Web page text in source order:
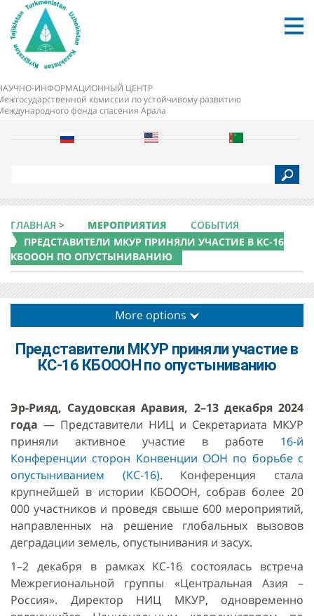
ИНФОРМАЦИОННЫЙ ЦЕНТР
комиссии по устойчивому развитию
фонда спасения Арала
r
h
ГЛАВНАЯ > МЕРОПРИЯТИЯ
СОБЫТИЯ
ПРЕДСТАВИТЕЛИ МКУР ПРИНЯЛИ УЧАСТИЕ В КС-16
КБОООН ПО ОПУСТЫНИВАНИЮ
More options
Представители МКУР приняли участие в
КС-16 КБОООН по опустыниванию
Эр-Рияд, Саудовская Аравия, 2–13 декабря 2024
года — Представители НИЦ и Секретариата МКУР
приняли активное участие в работе 16-й
Конференции сторон Конвенции ООН по борьбе с
опустыниванием (КС-16). Конференция стала
крупнейшей в истории КБОООН, собрав более 20
000 участников и проведя свыше 600 мероприятий,
направленных на решение глобальных вызовов
деградации земель, опустынивания и засух.
1–2 декабря в рамках КС-16 состоялась встреча
Межрегиональной группы «Центральная Азия –
Россия». Директор НИЦ МКУР, одновременно